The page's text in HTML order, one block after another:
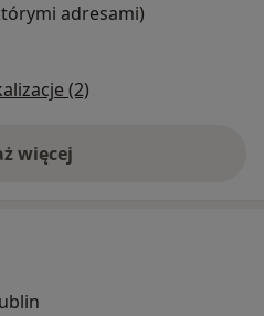
adresami)
(2)
więcej
o doświadczeniu